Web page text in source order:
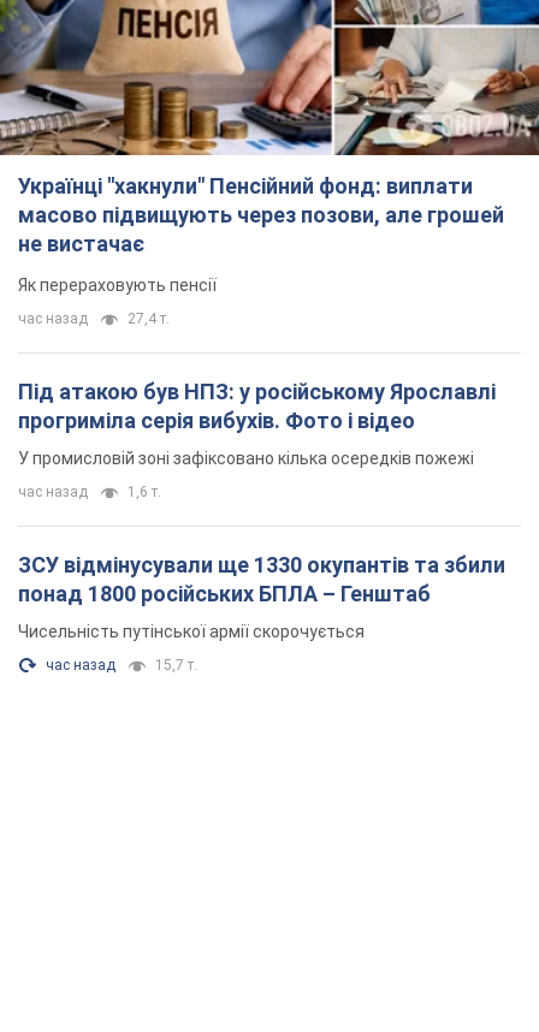
Українці "хакнули" Пенсійний фонд: виплати
масово підвищують через позови, але грошей
не вистачає
Як перераховують пенсії
час назад 27,4 т.
Під атакою був НПЗ: у російському Ярославлі
прогриміла серія вибухів. Фото і відео
У промисловій зоні зафіксовано кілька осередків пожежі
час назад 1,6 т.
ЗСУ відмінусували ще 1330 окупантів та збили
понад 1800 російських БПЛА – Генштаб
Чисельність путінської армії скорочується
час назад 15,7 т.